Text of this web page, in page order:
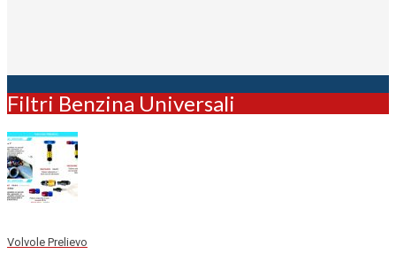
Filtri Benzina Universali
Volvole Prelievo